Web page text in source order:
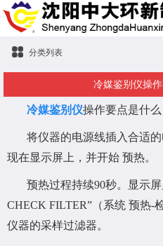
分类列表
冷媒鉴别仪操
冷媒鉴别仪操作要点是什么
将仪器的电源线插入合适
现在显示屏上，并开始 预热。
预热过程持续90秒。显示
CHECK FILTER”（系统 预热-
仪器的采样过滤器。